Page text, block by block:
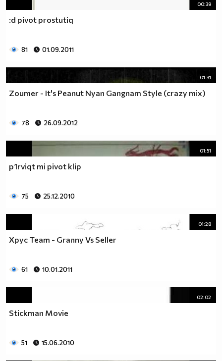
00:39
:d pivot prostutiq
81 01.09.2011
01:31
Zoumer - It's Peanut Nyan Gangnam Style (crazy mix)
78 26.09.2012
01:51
p1rviqt mi pivot klip
75 25.12.2010
01:28
Xpyc Team - Granny Vs Seller
61 10.01.2011
02:02
Stickman Movie
51 15.06.2010